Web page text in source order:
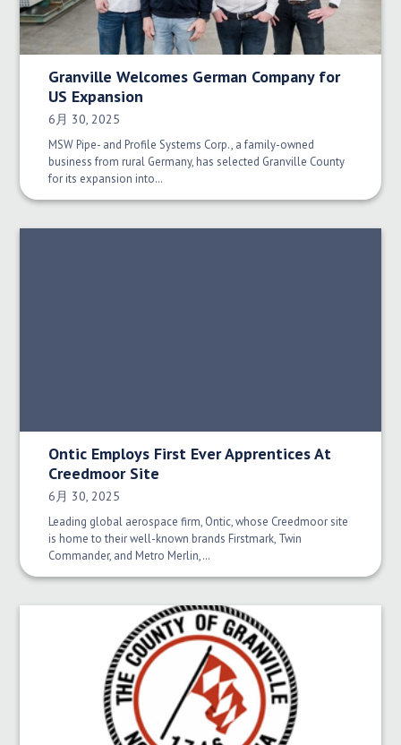
Granville Welcomes German Company for
US Expansion
発行日:
6月 30, 2025
MSW Pipe- and Profile Systems Corp., a family-owned
business from rural Germany, has selected Granville County
for its expansion into…
Ontic Employs First Ever Apprentices At
Creedmoor Site
発行日:
6月 30, 2025
Leading global aerospace firm, Ontic, whose Creedmoor site
is home to their well-known brands Firstmark, Twin
Commander, and Metro Merlin,…